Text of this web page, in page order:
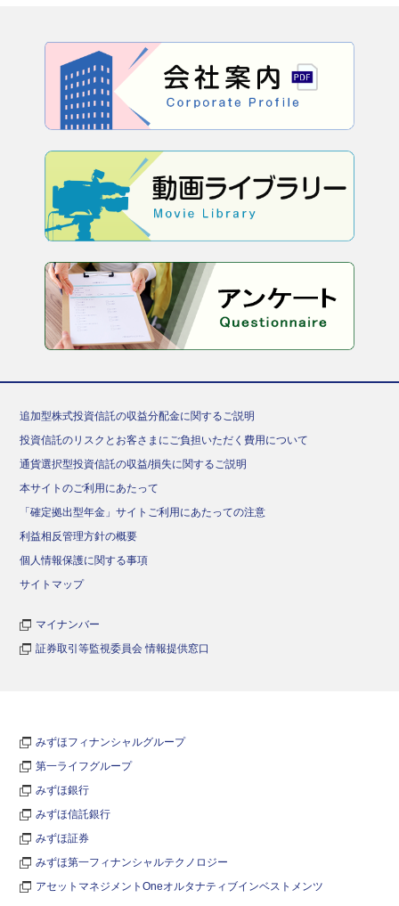
追加型株式投資信託の収益分配金に関するご説明
投資信託のリスクとお客さまにご負担いただく費用について
通貨選択型投資信託の収益/損失に関するご説明
本サイトのご利用にあたって
「確定拠出型年金」サイトご利用にあたっての注意
利益相反管理方針の概要
個人情報保護に関する事項
サイトマップ
マイナンバー
証券取引等監視委員会 情報提供窓口
みずほフィナンシャルグループ
第一ライフグループ
みずほ銀行
みずほ信託銀行
みずほ証券
みずほ第一フィナンシャルテクノロジー
アセットマネジメントOneオルタナティブインベストメンツ